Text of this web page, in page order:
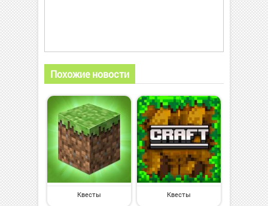
Похожие новости
Квесты Квесты